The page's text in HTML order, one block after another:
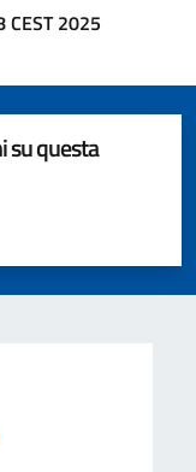
2025
su questa